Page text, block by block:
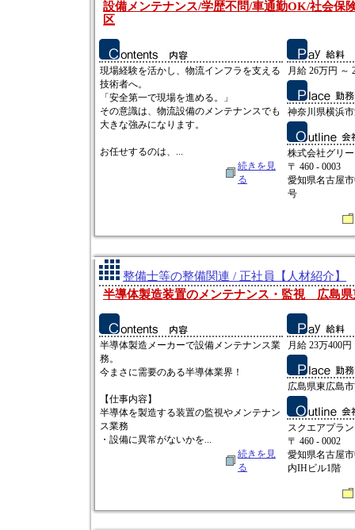
設備メンテナンス/学歴不問/車通勤OK/社会保
区
現場経験を活かし、物流インフラを支える
技術者へ。
「安全第一で現場を進める。」
その意識は、物流設備のメンテナンスでも
大きな強みになります。
お任せするのは、...
続きを見
る
月給 26万円 ～
神奈川県横浜
株式会社グリ
〒 460 - 0003
愛知県名古屋
号
整備士等の整備関連 / 正社員【人材紹介】
半導体製造装置のメンテナンス・監視 広島県
半導体製造メーカーで設備メンテナンス業
務。
今まさに需要のある半導体業界！
【仕事内容】
半導体を製造する装置の監視やメンテナン
ス業務
・設備に異常がないかを...
続きを見
る
月給 23万400円
広島県東広島
スクエアプラ
〒 460 - 0002
愛知県名古屋
内IHビル1階